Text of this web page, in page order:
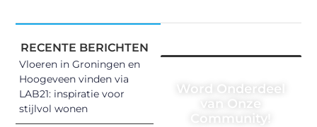
RECENTE BERICHTEN
Vloeren in Groningen en
Hoogeveen vinden via
LAB21: inspiratie voor
stijlvol wonen
Word Onderdeel
van Onze
Community!